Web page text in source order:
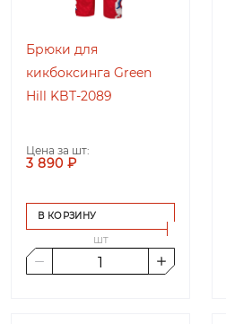
Брюки для
кикбоксинга Green
Hill KBT-2089
Цена за шт:
3 890 ₽
В КОРЗИНУ
шт